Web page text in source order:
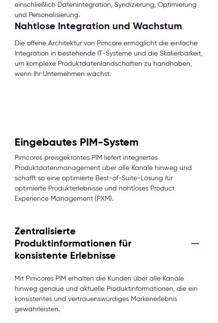
einschließlich Datenintegration, Syndizierung, Optimierung
und Personalisierung.
Nahtlose Integration und Wachstum
Die offene Architektur von Pimcore ermöglicht die einfache
Integration in bestehende IT-Systeme und die Skalierbarkeit,
um komplexe Produktdatenlandschaften zu handhaben,
wenn Ihr Unternehmen wächst.
Eingebautes PIM-System
Pimcores preisgekröntes PIM liefert integriertes
Produktdatenmanagement über alle Kanäle hinweg und
schafft so eine optimierte Best-of-Suite-Lösung für
optimierte Produkterlebnisse und nahtloses Product
Experience Management (PXM).
Zentralisierte
Produktinformationen für
konsistente Erlebnisse
Mit Pimcores PIM erhalten die Kunden über alle Kanäle
hinweg genaue und aktuelle Produktinformationen, die ein
konsistentes und vertrauenswürdiges Markenerlebnis
gewährleisten.